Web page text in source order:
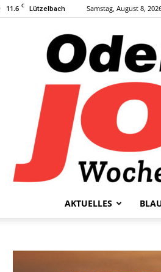
11.6 C Lützelbach Samstag, August 8,
AKTUELLES